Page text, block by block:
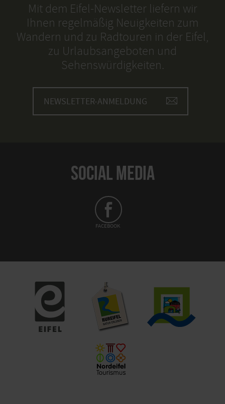
Mit dem Eifel-Newsletter liefern wir
Ihnen regelmäßig Neuigkeiten zum
Wandern und zu Radtouren in der Eifel,
zu Urlaubsangeboten und
Sehenswürdigkeiten.
NEWSLETTER-ANMELDUNG
SOCIAL MEDIA
FACEBOOK